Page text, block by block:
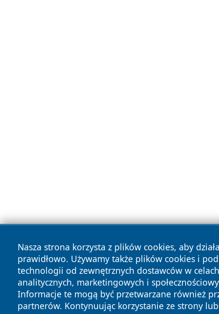
Nasza strona korzysta z plików cookies, aby
prawidłowo. Używamy także plików cookies i
technologii od zewnętrznych dostawców w celach
analitycznych, marketingowych i
Informacje te mogą być przetwarzane również
partnerów. Kontynuując korzystanie ze strony